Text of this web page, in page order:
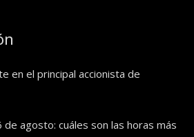
en el principal accionista de
de agosto: cuáles son las horas más